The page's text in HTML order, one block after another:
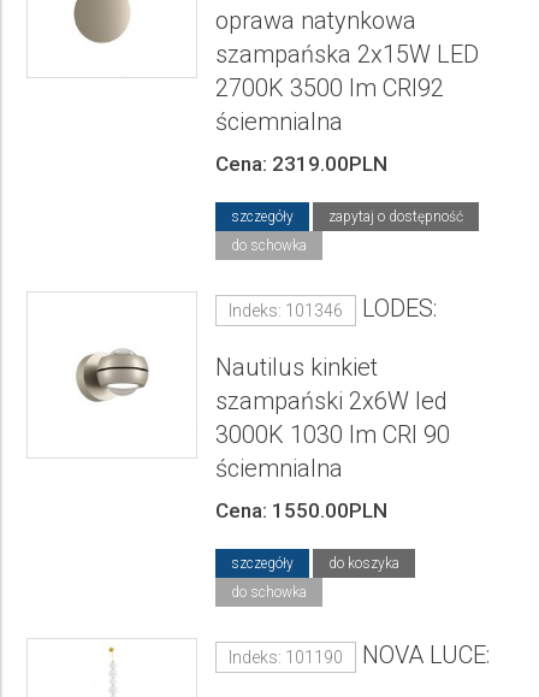
oprawa natynkowa
szampańska 2x15W LED
2700K 3500 lm CRI92
ściemnialna
Cena: 2319.00PLN
szczegóły
zapytaj o dostępność
do schowka
Indeks: 101346 LODES:
Nautilus kinkiet
szampański 2x6W led
3000K 1030 lm CRI 90
ściemnialna
Cena: 1550.00PLN
szczegóły
do koszyka
do schowka
Indeks: 101190 NOVA LUCE: